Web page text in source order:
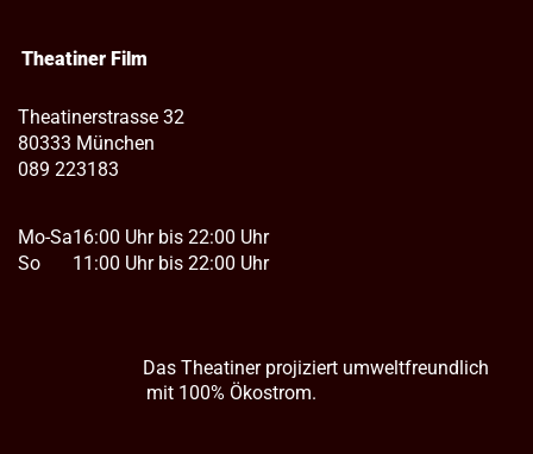
Theatiner Film
Theatinerstrasse 32
80333 München
089 223183
Mo-Sa
So
16:00 Uhr bis 22:00 Uhr
11:00 Uhr bis 22:00 Uhr
Das Theatiner projiziert umweltfreundlich
mit 100% Ökostrom.